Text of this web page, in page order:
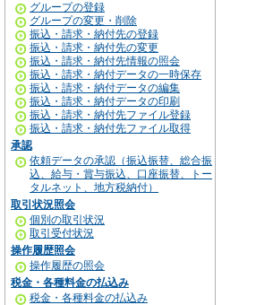
グループの登録
グループの変更・削除
振込・請求・納付先の登録
振込・請求・納付先の変更
振込・請求・納付先情報の照会
振込・請求・納付データの一時保存
振込・請求・納付データの編集
振込・請求・納付データの印刷
振込・請求・納付先ファイル登録
振込・請求・納付先ファイル取得
承認
依頼データの承認（振込振替、総合振
込、給与・賞与振込、口座振替、トー
タルネット、地方税納付）
取引状況照会
個別の取引状況
取引受付状況
操作履歴照会
操作履歴の照会
税金・各種料金の払込み
税金・各種料金の払込み